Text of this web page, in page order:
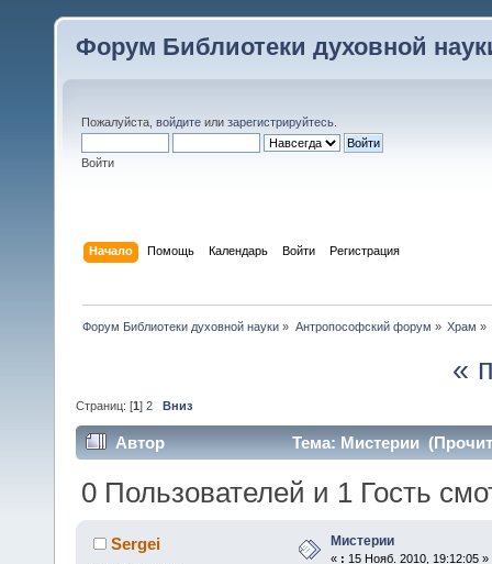
Форум Библиотеки духовной
Пожалуйста, войдите или зарегистрируйтесь
Войти
Начало Помощь Календарь Войти Регистрация
Форум Библиотеки духовной науки » Антропософский форум » Храм »
«
Страниц: [1 ] 2 Вниз
Автор Тема: Мистерии
0 Пользователей и 1 Гость
Sergei Мистерии
« : 15 Нояб. 2010, 19:12:05 »